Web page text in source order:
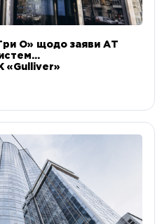
О» щодо заяви АТ
«Gulliver»